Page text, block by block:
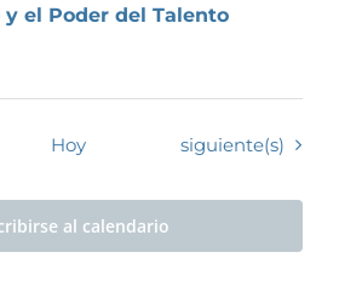
y el Poder del Talento
Hoy Eventos
siguiente(s)
al calendario